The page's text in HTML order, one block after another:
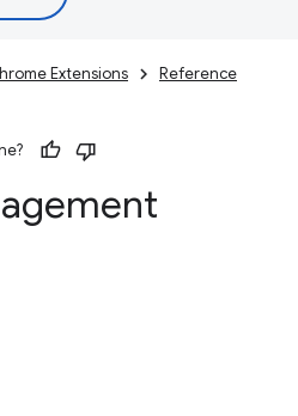
Extensions
Reference